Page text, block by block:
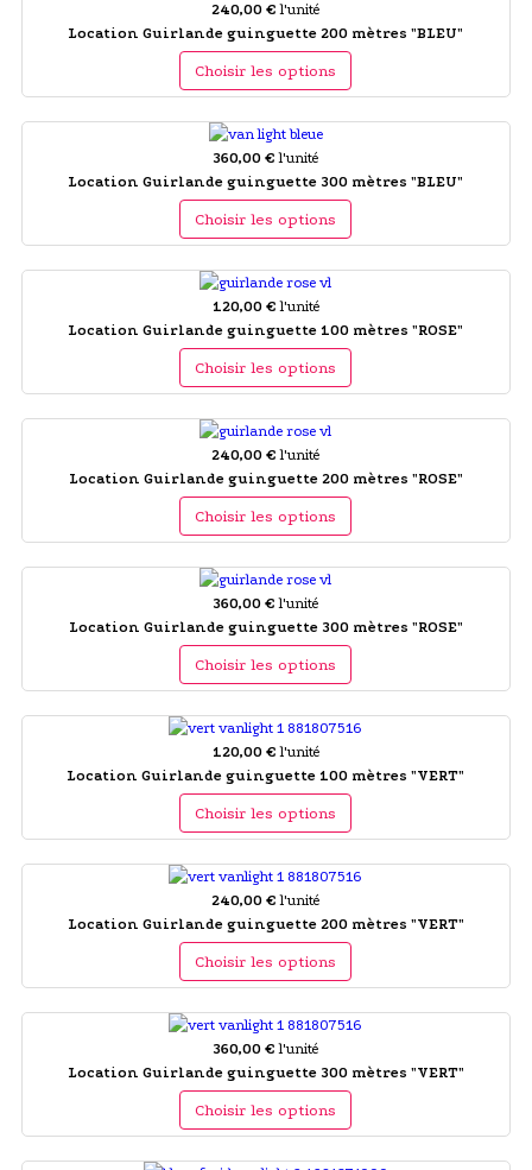
240,00 € l'unité
Location Guirlande guinguette 200 mètres "BLEU"
Choisir les options
360,00 € l'unité
Location Guirlande guinguette 300 mètres "BLEU"
Choisir les options
120,00 € l'unité
Location Guirlande guinguette 100 mètres "ROSE"
Choisir les options
240,00 € l'unité
Location Guirlande guinguette 200 mètres "ROSE"
Choisir les options
360,00 € l'unité
Location Guirlande guinguette 300 mètres "ROSE"
Choisir les options
120,00 € l'unité
Location Guirlande guinguette 100 mètres "VERT"
Choisir les options
240,00 € l'unité
Location Guirlande guinguette 200 mètres "VERT"
Choisir les options
360,00 € l'unité
Location Guirlande guinguette 300 mètres "VERT"
Choisir les options